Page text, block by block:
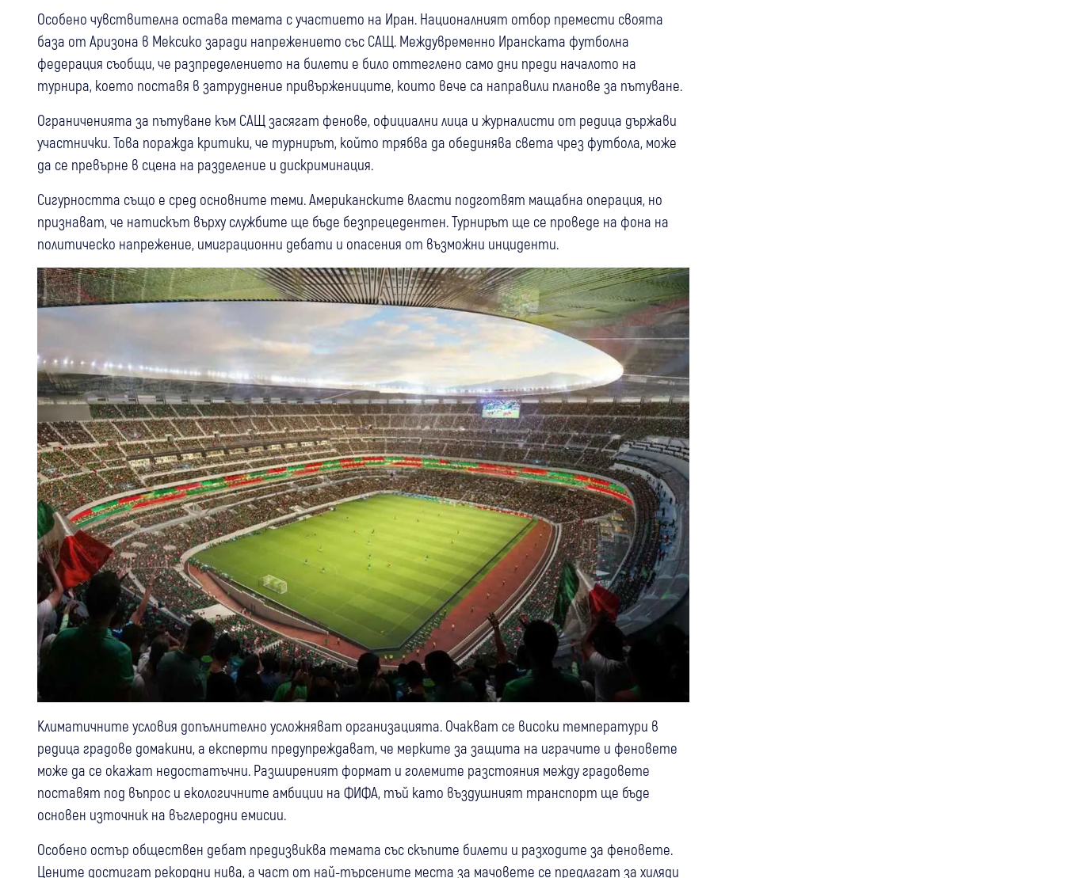
Особено чувствителна остава темата с участието на Иран. Националният отбор премести своята
база от Аризона в Мексико заради напрежението със САЩ. Междувременно Иранската футболна
федерация съобщи, че разпределението на билети е било оттеглено само дни преди началото на
турнира, което поставя в затруднение привържениците, които вече са направили планове за пътуване.
Ограниченията за пътуване към САЩ засягат фенове, официални лица и журналисти от редица държави
участнички. Това поражда критики, че турнирът, който трябва да обединява света чрез футбола, може
да се превърне в сцена на разделение и дискриминация.
Сигурността също е сред основните теми. Американските власти подготвят мащабна операция, но
признават, че натискът върху службите ще бъде безпрецедентен. Турнирът ще се проведе на фона на
политическо напрежение, имиграционни дебати и опасения от възможни инциденти.
Климатичните условия допълнително усложняват организацията. Очакват се високи температури в
редица градове домакини, а експерти предупреждават, че мерките за защита на играчите и феновете
може да се окажат недостатъчни. Разширеният формат и големите разстояния между градовете
поставят под въпрос и екологичните амбиции на ФИФА, тъй като въздушният транспорт ще бъде
основен източник на въглеродни емисии.
Особено остър обществен дебат предизвиква темата със скъпите билети и разходите за феновете.
Цените достигат рекордни нива, а част от най-търсените места за мачовете се предлагат за хиляди